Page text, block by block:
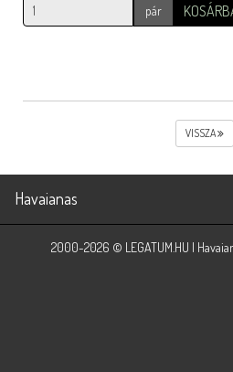
pár
VISSZA
Havaianas
2000-2026 © LEGATUM.HU |